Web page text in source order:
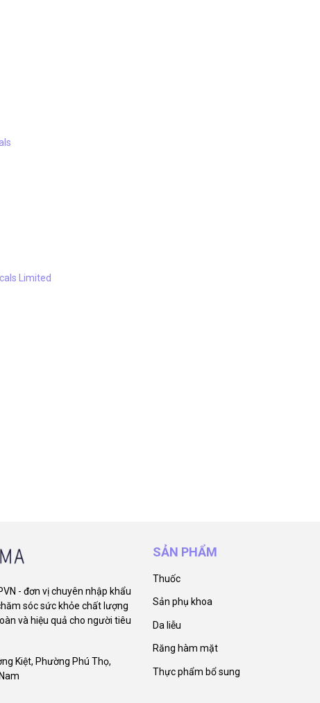
Limited
- đơn vị chuyên nhập khẩu
sóc sức khỏe chất lượng
và hiệu quả cho người tiêu
Kiệt, Phường Phú Thọ,
SẢN PHẨM
Thuốc
Sản phụ khoa
Da liễu
Răng hàm mặt
Thực phẩm bổ sung